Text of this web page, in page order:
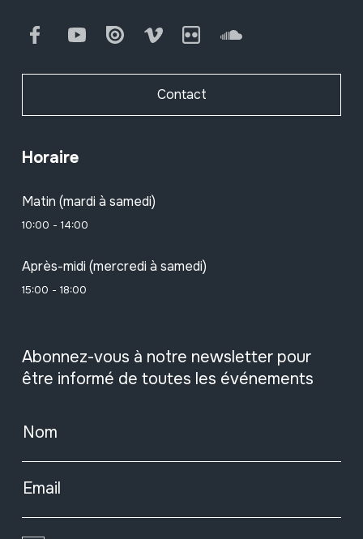
FacebookYoutube Issuu Vimeo Flickr SoundCloud
Contact
Horaire
Matin (mardi à samedi)
10:00 - 14:00
Après-midi (mercredi à samedi)
15:00 - 18:00
Abonnez-vous à notre newsletter pour
être informé de toutes les événements
Nom
Email